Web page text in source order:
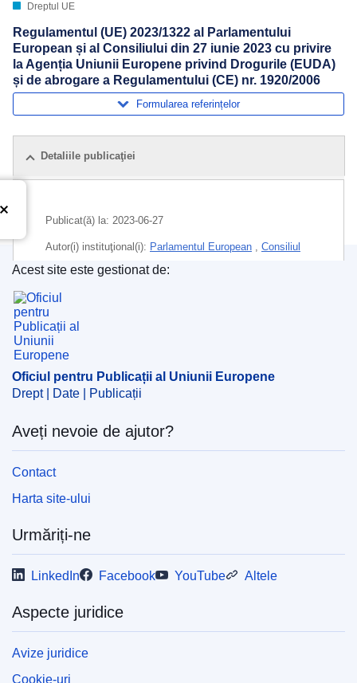
Dreptul UE
Regulamentul (UE) 2023/1322 al Parlamentului
European și al Consiliului din 27 iunie 2023 cu privire
la Agenția Uniunii Europene privind Drogurile (EUDA)
și de abrogare a Regulamentului (CE) nr. 1920/2006
Formularea referințelor
Detaliile publicaţiei
Publicat(ă) la: 2023-06-27
Autor(i) instituţional(i): Parlamentul European , Consiliul
Uniunii Europene
Subiecte:
instituțională
agenție a UE
ELI :reg/2023/1322/oj
IMMC : PE 16 2023 INIT
Oficiul pentru Publicații al Uniunii Europene
Acest site este gestionat de:
Oficiul pentru Publicații al Uniunii Europene
Drept | Date | Publicații
Aveți nevoie de ajutor?
Contact
Harta site-ului
Urmăriți-ne
LinkedIn Facebook YouTube Altele
Aspecte juridice
Avize juridice
Cookie-uri